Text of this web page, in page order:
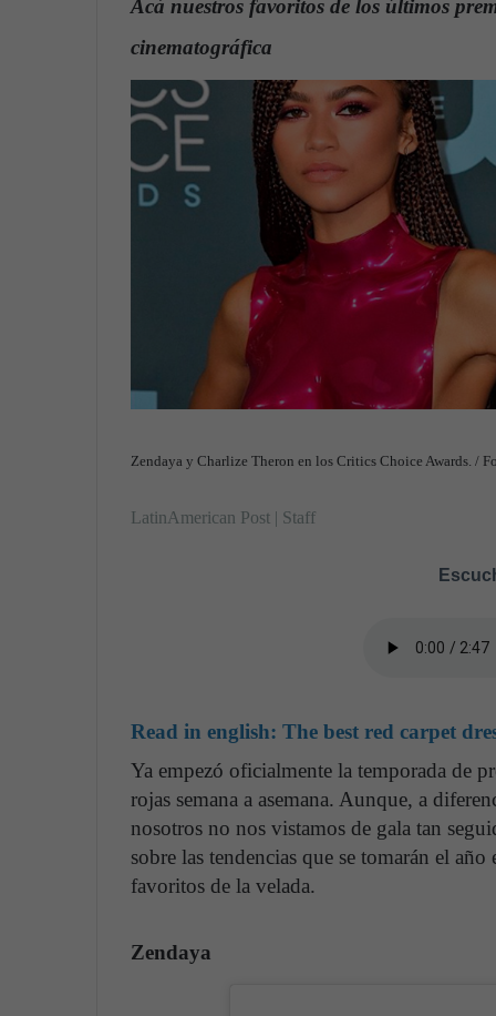
a
n
e
Acá nuestros favoritos de los últimos
cinematográfica
Zendaya y Charlize Theron en los Critics Choice Awards. /
LatinAmerican Post | Staff
Read in english: The best red carpet
Ya empezó oficialmente la temporada de
rojas semana a asemana. Aunque, a
nosotros no nos vistamos de gala tan
sobre las tendencias que se tomarán el
favoritos de la velada.
Zendaya